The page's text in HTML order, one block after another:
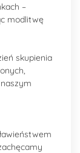
–
modlitwę
skupienia